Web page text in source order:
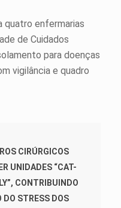
quatro enfermarias
de Cuidados
para doenças
vigilância e quadro
CIRÚRGICOS
UNIDADES “CAT-
CONTRIBUINDO
DO STRESS DOS